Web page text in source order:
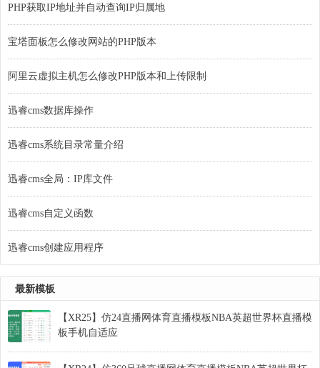
PHP获取IP地址并自动查询IP归属地
宝塔面板怎么修改网站的PHP版本
阿里云虚拟主机怎么修改PHP版本和上传限制
迅睿cms数据库操作
迅睿cms系统目录常量介绍
迅睿cms全局：IP库文件
迅睿cms自定义函数
迅睿cms创建应用程序
最新模板
【XR25】仿24直播网体育直播模板NBA英超世界杯直播模
板手机自适应